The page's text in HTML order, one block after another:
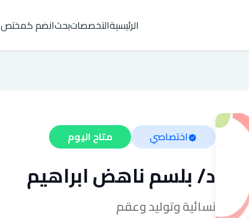
الرئيسيةالتخصصاتبحثانضم كمختص
اختصاصي متاح اليوم
د/بلسم ناهض ابراهيم
نسائية وتوليد وعقم